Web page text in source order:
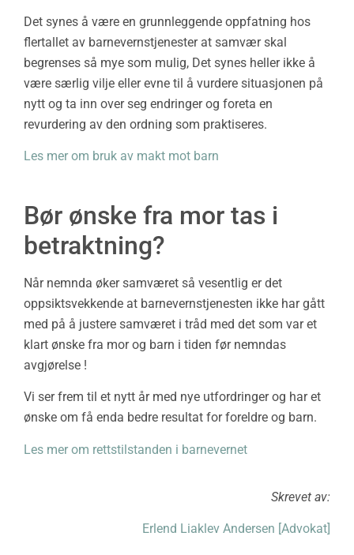
Det synes å være en grunnleggende oppfatning hos
flertallet av barnevernstjenester at samvær skal
begrenses så mye som mulig, Det synes heller ikke å
være særlig vilje eller evne til å vurdere situasjonen på
nytt og ta inn over seg endringer og foreta en
revurdering av den ordning som praktiseres.
Les mer om bruk av makt mot barn
Bør ønske fra mor tas i
betraktning?
Når nemnda øker samværet så vesentlig er det
oppsiktsvekkende at barnevernstjenesten ikke har gått
med på å justere samværet i tråd med det som var et
klart ønske fra mor og barn i tiden før nemndas
avgjørelse !
Vi ser frem til et nytt år med nye utfordringer og har et
ønske om få enda bedre resultat for foreldre og barn.
Les mer om rettstilstanden i barnevernet
Skrevet av:
Erlend Liaklev Andersen [Advokat]